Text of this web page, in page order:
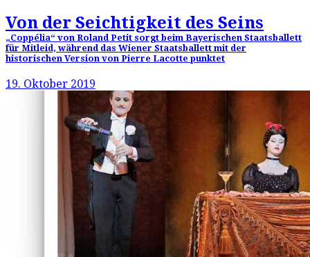
Von der Seichtigkeit des Seins
„Coppélia“ von Roland Petit sorgt beim Bayerischen Staatsballett
für Mitleid, während das Wiener Staatsballett mit der
historischen Version von Pierre Lacotte punktet
19. Oktober 2019